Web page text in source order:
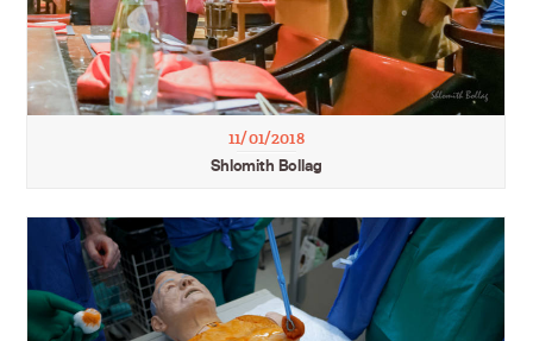
11/01/2018
Shlomith Bollag